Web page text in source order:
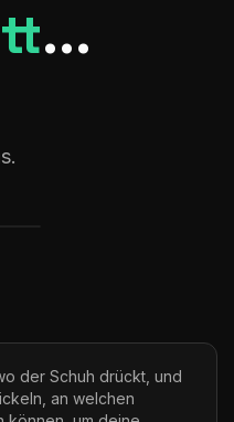
...
der Schuh drückt, und
an welchen